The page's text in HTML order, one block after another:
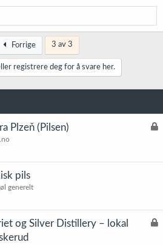
Forrige 3 av 3
registrere deg for å svare her.
L
Plzeň (Pilsen)
pils
generelt
L
og Silver Distillery – lokal